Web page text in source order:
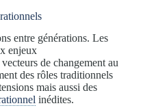
entre générations. Les
enjeux
de changement au
des rôles traditionnels
mais aussi des
inédites.